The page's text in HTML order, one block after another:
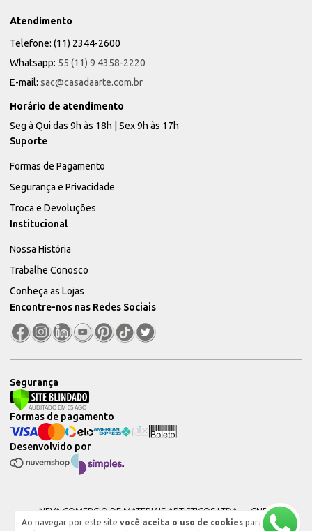
Ao navegar por este site você aceita o uso de cookies para
Atendimento
Telefone: (11) 2344-2600
Whatsapp: 55 (11) 9 4358-2220
E-mail: sac@casadaarte.com.br
Horário de atendimento
Seg à Qui das 9h às 18h | Sex 9h às 17h
Suporte
Formas de Pagamento
Segurança e Privacidade
Troca e Devoluções
Institucional
Nossa História
Trabalhe Conosco
Conheça as Lojas
Encontre-nos nas Redes Sociais
Segurança
Desenvolvido por
Formas de pagamento
NEVA COMERCIO DE MATERIAIS ARTISTICOS LTDA — CNPJ:
51604544000101 © 2026. Todos os direitos reservados.